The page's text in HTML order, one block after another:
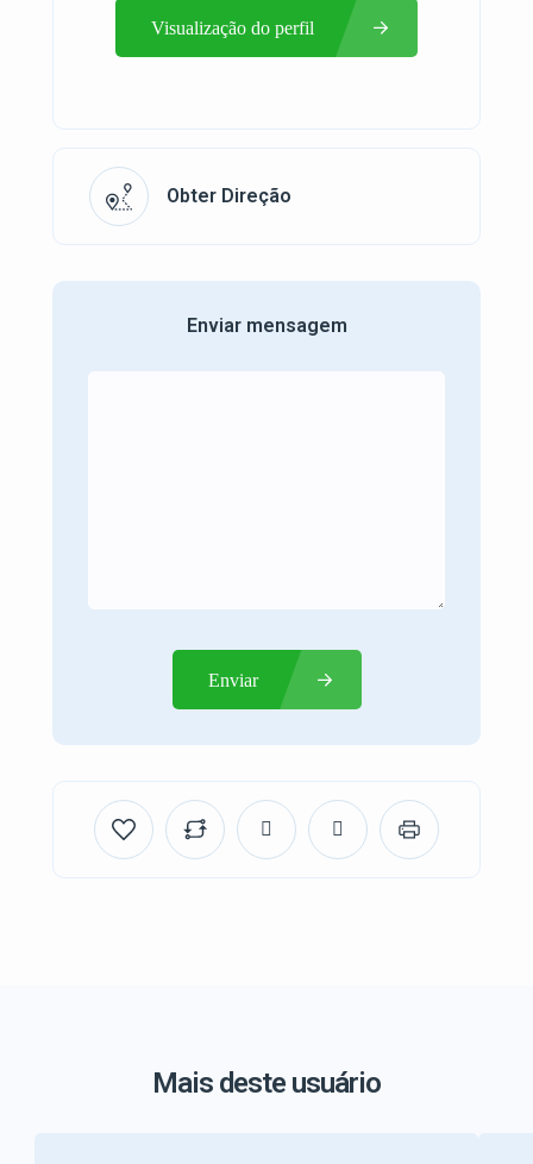
Visualização do perfil
Obter Direção
Enviar mensagem
Enviar
Mais deste usuário